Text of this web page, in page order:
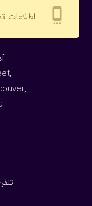
settings_cell اطلاعات